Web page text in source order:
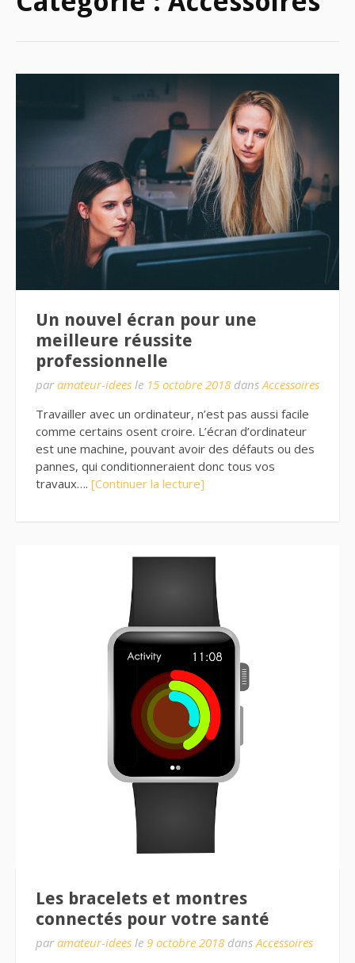
Un nouvel écran pour une
meilleure réussite
professionnelle
par amateur-idees le 15 octobre 2018 dans Accessoires
Travailler avec un ordinateur, n’est pas aussi facile
comme certains osent croire. L’écran d’ordinateur
est une machine, pouvant avoir des défauts ou des
pannes, qui conditionneraient donc tous vos
travaux…. [Continuer la lecture]
Les bracelets et montres
connectés pour votre santé
par amateur-idees le 9 octobre 2018 dansAccessoires